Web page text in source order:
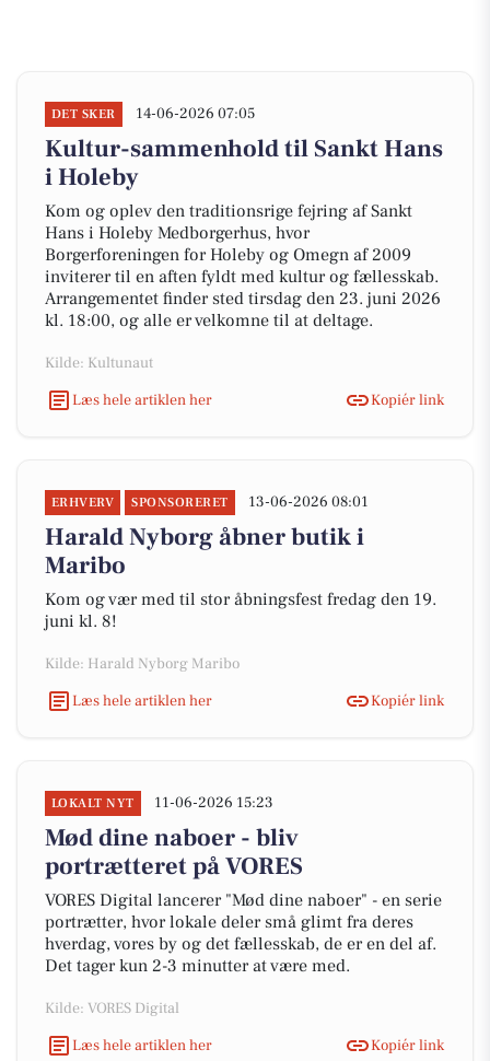
DET SKER 14-06-2026 07:05
Kultur-sammenhold til Sankt Hans
i Holeby
Kom og oplev den traditionsrige fejring af Sankt
Hans i Holeby Medborgerhus, hvor
Borgerforeningen for Holeby og Omegn af 2009
inviterer til en aften fyldt med kultur og fællesskab.
Arrangementet finder sted tirsdag den 23. juni 2026
kl. 18:00, og alle er velkomne til at deltage.
Kilde: Kultunaut
Læs hele artiklen her
Kopiér link
ERHVERV SPONSORERET 13-06-2026 08:01
Harald Nyborg åbner butik i
Maribo
Kom og vær med til stor åbningsfest fredag den 19.
juni kl. 8!
Kilde: Harald Nyborg Maribo
Læs hele artiklen her
Kopiér link
LOKALT NYT 11-06-2026 15:23
Mød dine naboer - bliv
portrætteret på VORES
VORES Digital lancerer "Mød dine naboer" - en serie
portrætter, hvor lokale deler små glimt fra deres
hverdag, vores by og det fællesskab, de er en del af.
Det tager kun 2-3 minutter at være med.
Kilde: VORES Digital
Læs hele artiklen her
Kopiér link